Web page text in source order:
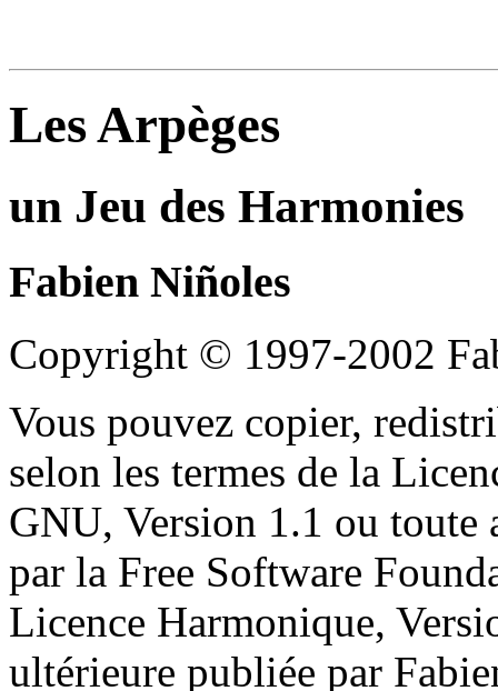
Les Arpèges
un Jeu des Harmonies
Fabien Niñoles
Copyright © 1997-2002
Vous pouvez copier,
selon les termes de la
GNU, Version 1.1 ou toute
par la Free Software
Licence Harmonique,
ultérieure publiée par